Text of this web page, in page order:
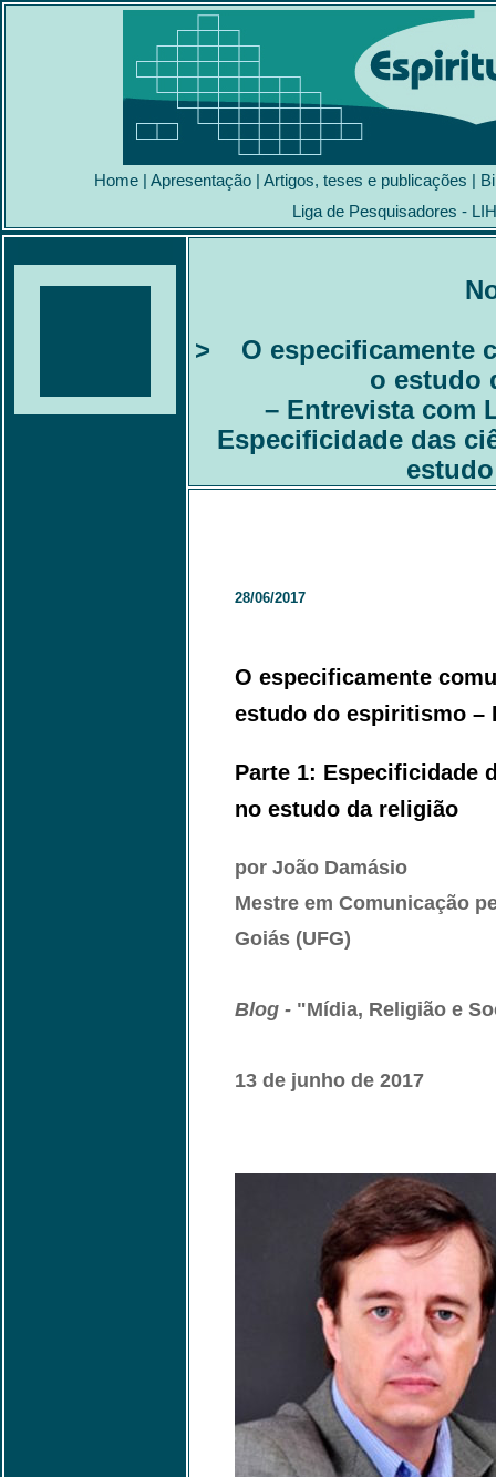
Home | Apresentação | Artigos, teses e publicações |
Liga de Pesquisadores -
> O especificamente
o estudo
– Entrevista com
Especificidade das
28/06/2017
O especificamente
estudo do espiritismo –
Parte 1: Especificidade
no estudo da religião
por João Damásio
Mestre em Comunicação
Goiás (UFG)
Blog - "Mídia, Religião e
13 de junho de 2017